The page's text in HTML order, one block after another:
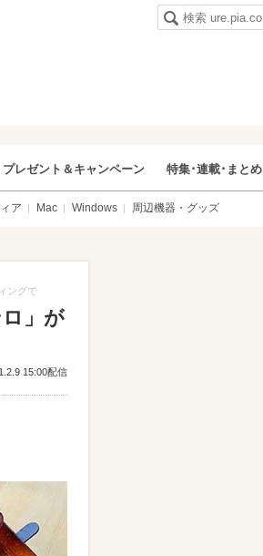
プレゼント＆キャンペーン 特集･連載･まとめ
ア Mac Windows 周辺機器・グッズ
ングで
」が
15:00配信